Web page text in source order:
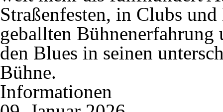
Straßenfesten, in Clubs
geballten
den Blues in seinen
Bühne.
Informationen